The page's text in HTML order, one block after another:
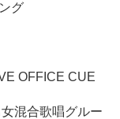
グ
OFFICE CUE
混合歌唱グルー